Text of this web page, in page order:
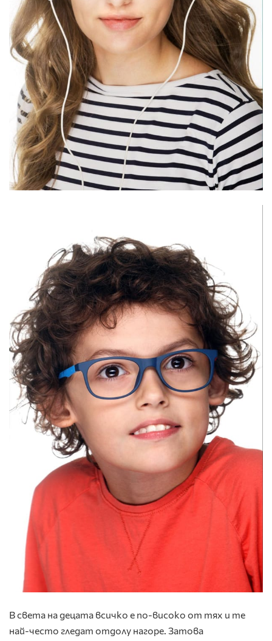
В света на децата всичко е по-високо от тях и те
най-често гледат отдолу нагоре. Затова